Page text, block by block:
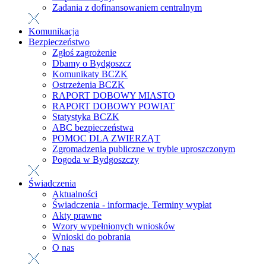
Zadania z dofinansowaniem centralnym
Komunikacja
Bezpieczeństwo
Zgłoś zagrożenie
Dbamy o Bydgoszcz
Komunikaty BCZK
Ostrzeżenia BCZK
RAPORT DOBOWY MIASTO
RAPORT DOBOWY POWIAT
Statystyka BCZK
ABC bezpieczeństwa
POMOC DLA ZWIERZĄT
Zgromadzenia publiczne w trybie uproszczonym
Pogoda w Bydgoszczy
Świadczenia
Aktualności
Świadczenia - informacje. Terminy wypłat
Akty prawne
Wzory wypełnionych wniosków
Wnioski do pobrania
O nas